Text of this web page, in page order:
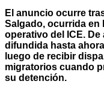
El anuncio ocurre
Salgado, ocurrida en
operativo del ICE.
difundida hasta
luego de recibir
migratorios cuando
su detención.